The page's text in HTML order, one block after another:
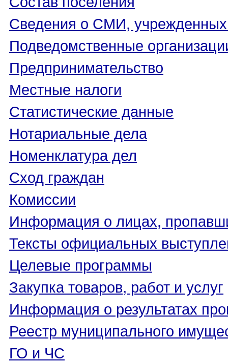
Сведения о СМИ,
Подведомственные
Предпринимательство
Местные налоги
Статистические данные
Нотариальные дела
Номенклатура дел
Сход граждан
Комиссии
Информация о лицах,
Тексты официальных
Целевые программы
Закупка товаров, работ и услуг
Информация о результатах
Реестр муниципального
ГО и ЧС